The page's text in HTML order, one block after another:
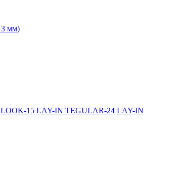
3 мм)
15 LAY-IN TEGULAR-24 LAY-IN